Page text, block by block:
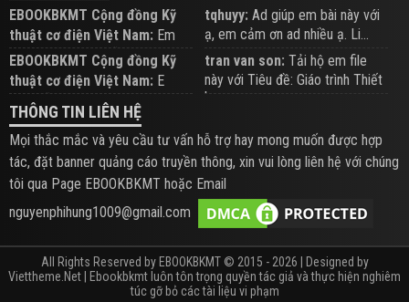
EBOOKBKMT Cộng đồng Kỹ
thuật cơ điện Việt Nam: Em
đăng trên Group hỗ trợ nhé
tqhuyy: Ad giúp em bài này với
ạ, em cảm ơn ad nhiều ạ. Li...
EBOOKBKMT Cộng đồng Kỹ
thuật cơ điện Việt Nam: E
xem hỗ trợ trên Group
tran van son: Tải hộ em file
này với Tiêu đề: Giáo trình Thiết
b...
THÔNG TIN LIÊN HỆ
Mọi thắc mắc và yêu cầu tư vấn hỗ trợ hay mong muốn được hợp
tác, đặt banner quảng cáo truyền thông, xin vui lòng liên hệ với chúng
tôi qua Page EBOOKBKMT hoặc Email
nguyenphihung1009@gmail.com
All Rights Reserved by EBOOKBKMT © 2015 - 2026 | Designed by
Viettheme.Net | Ebookbkmt luôn tôn trọng quyền tác giả và thực hiện nghiêm
túc gỡ bỏ các tài liệu vi phạm